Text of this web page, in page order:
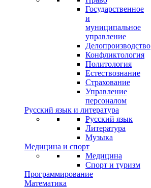
Государственное
и
муниципальное
управление
Делопроизводство
Конфликтология
Политология
Естествознание
Страхование
Управление
персоналом
Русский язык и литература
Русский язык
Литература
Музыка
Медицина и спорт
Медицина
Спорт и туризм
Программирование
Математика